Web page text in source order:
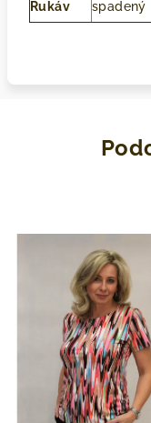
Rukáv spadený